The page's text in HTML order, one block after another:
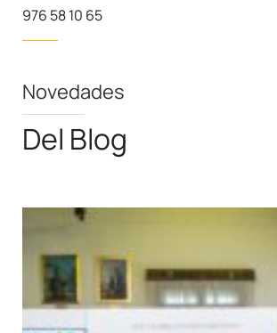
976 58 10 65
Novedades
Del Blog